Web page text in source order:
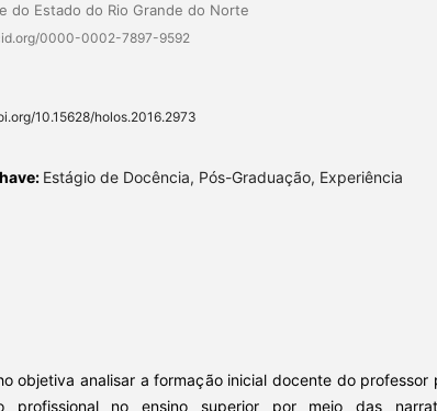
do Estado do Rio Grande do Norte
0000-0002-7897-9592
10.15628/holos.2016.2973
Estágio de Docência, Pós-Graduação, Experiência
objetiva analisar a formação inicial docente do professor
profissional no ensino superior por meio das